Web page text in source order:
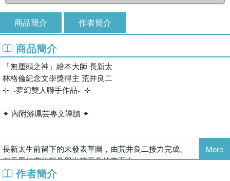
商品簡介 作者簡介
商品簡介
「無厘頭之神」繪本大師 長新太
林格倫紀念文學獎得主 荒井良二
⊹ ࣪ ˖夢幻雙人聯手作品˖ ࣪ ⊹
✦ 內附游珮芸專文導讀 ✦
長新太生前留下的未發表草圖，由荒井良二接力完成。
在天馬行空的想像與出其不意的畫面中，
孩子們每翻一頁，都能遇見驚奇與歡笑。
More
作者簡介